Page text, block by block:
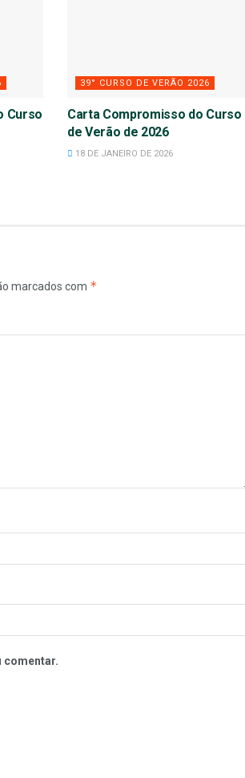
Curso
39° CURSO DE VERÃO 2026
Carta Compromisso do Curso
de Verão de 2026
18 DE JANEIRO DE 2026
marcados com *
comentar.